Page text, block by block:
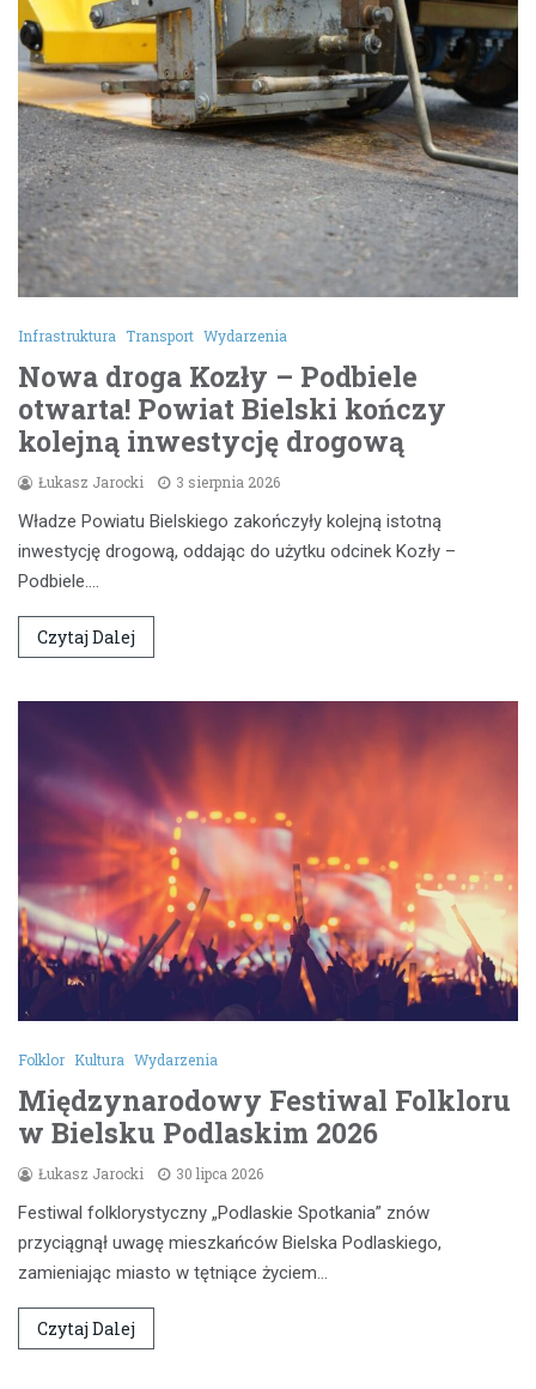
Infrastruktura Transport Wydarzenia
Nowa droga Kozły – Podbiele
otwarta! Powiat Bielski kończy
kolejną inwestycję drogową
Łukasz Jarocki 3 sierpnia 2026
Władze Powiatu Bielskiego zakończyły kolejną istotną
inwestycję drogową, oddając do użytku odcinek Kozły –
Podbiele.…
Czytaj Dalej
Folklor Kultura Wydarzenia
Międzynarodowy Festiwal Folkloru
w Bielsku Podlaskim 2026
Łukasz Jarocki 30 lipca 2026
Festiwal folklorystyczny „Podlaskie Spotkania” znów
przyciągnął uwagę mieszkańców Bielska Podlaskiego,
zamieniając miasto w tętniące życiem…
Czytaj Dalej